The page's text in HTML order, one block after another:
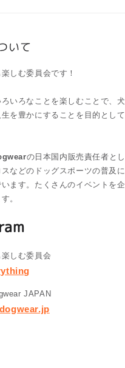
いて
しむ委員会です！
いろなことを楽しむことで、犬
を豊かにすることを目的として
の日本国内販売責任者とし
などのドッグスポーツの普及に
ます。たくさんのイベントを企
。
しむ委員会
JAPAN